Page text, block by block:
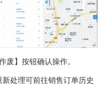
废】按钮确认操作。
处理可前往销售订单历史